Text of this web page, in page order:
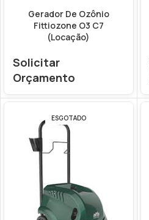
Gerador De Ozônio
Fittiozone O3 C7
(Locação)
Solicitar
Orçamento
ESGOTADO